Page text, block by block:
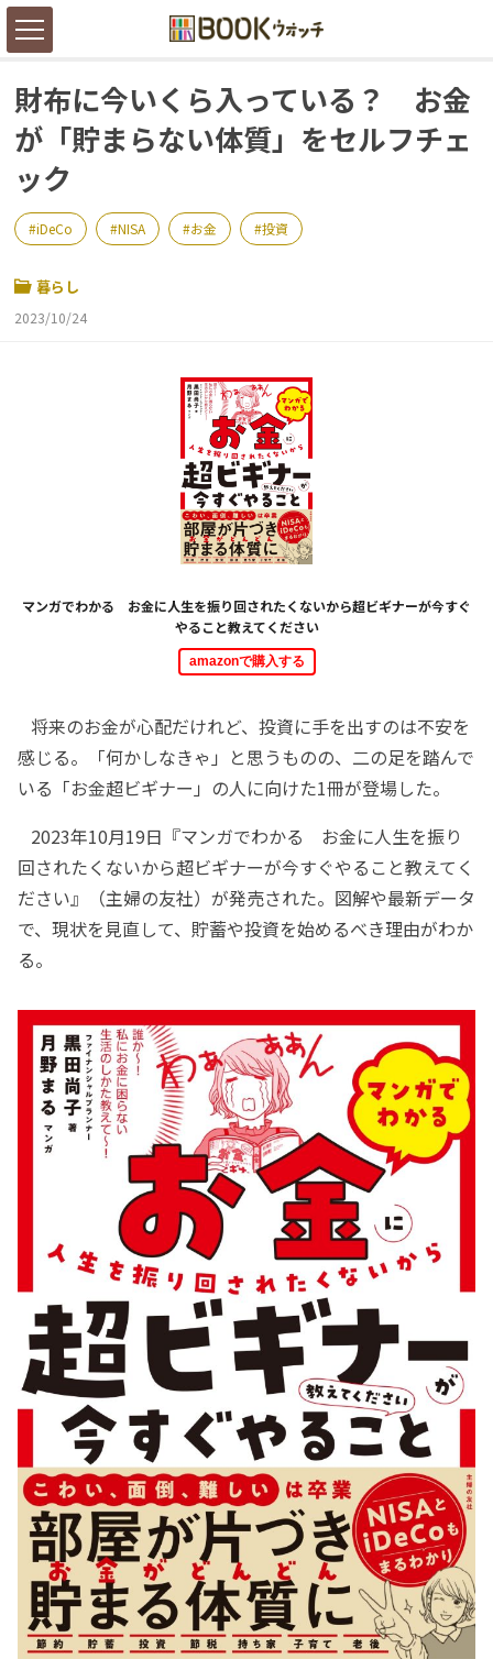
財布に今いくら入っている？ お金
が「貯まらない体質」をセルフチェ
ック
iDeCo NISA お金 投資
暮らし
2023/10/24
マンガでわかる お金に人生を振り回されたくないから超ビギナーが今すぐ
やること教えてください
amazonで購入する
将来のお金が心配だけれど、投資に手を出すのは不安を
感じる。「何かしなきゃ」と思うものの、二の足を踏んで
いる「お金超ビギナー」の人に向けた1冊が登場した。
2023年10月19日『マンガでわかる お金に人生を振り
回されたくないから超ビギナーが今すぐやること教えてく
ださい』（主婦の友社）が発売された。図解や最新データ
で、現状を見直して、貯蓄や投資を始めるべき理由がわか
る。